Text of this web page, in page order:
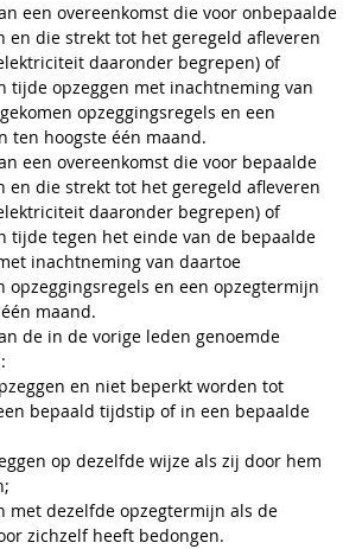
een overeenkomst die voor onbepaalde
en die strekt tot het geregeld afleveren
daaronder begrepen) of
tijde opzeggen met inachtneming van
opzeggingsregels en een
ten hoogste één maand.
een overeenkomst die voor bepaalde
en die strekt tot het geregeld afleveren
daaronder begrepen) of
tijde tegen het einde van de bepaalde
inachtneming van daartoe
opzeggingsregels en een opzegtermijn
maand.
de in de vorige leden genoemde
en niet beperkt worden tot
bepaald tijdstip of in een bepaalde
op dezelfde wijze als zij door hem
met dezelfde opzegtermijn als de
zichzelf heeft bedongen.